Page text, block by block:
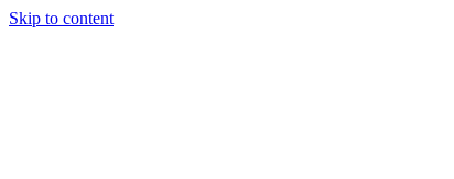
Skip to content